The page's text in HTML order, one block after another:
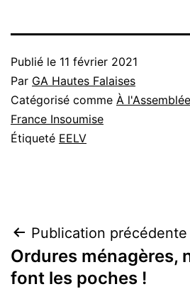
Publié le 11 février 2021
Par GA Hautes Falaises
Catégorisé comme À
France Insoumise
Étiqueté EELV
Navigation
de
Publication précédente
Ordures ménagères,
font les poches !